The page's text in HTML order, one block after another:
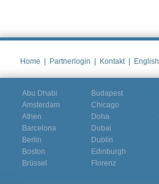
Home Partnerlogin Kontakt English
Abu Dhabi
Amsterdam
Athen
Barcelona
Berlin
Boston
Brüssel
Budapest
Chicago
Doha
Dubai
Dublin
Edinburgh
Florenz